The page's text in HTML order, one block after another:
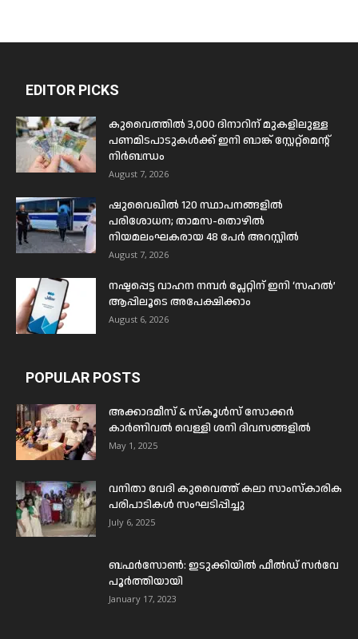
EDITOR PICKS
കുവൈത്തിൽ 3,000 ദിനാറിന് മുകളിലുള്ള
പണമിടപാടുകൾക്ക് ഇനി ബാങ്ക് സ്റ്റേറ്റ്മെന്റ്
നിർബന്ധം
August 7, 2026
ഷുവൈഖിൽ 120 സ്ഥാപനങ്ങളിൽ
പരിശോധന; താമസ-തൊഴിൽ
നിയമലംഘകരായ 48 പേർ അറസ്റ്റിൽ
August 7, 2026
നഷ്ടപ്പെട്ട വാഹന നമ്പർ പ്ലേറ്റിന് ഇനി ‘സഹൽ’
ആപ്പിലൂടെ അപേക്ഷിക്കാം
August 6, 2026
POPULAR POSTS
അക്കാദമീസ് & സ്കൂൾസ് സോക്കർ
കാർണിവൽ വെള്ളി ശനി ദിവസങ്ങളിൽ
May 1, 2025
വനിതാ വേദി കുവൈത്ത് കലാ സാംസ്കാരിക
പരിപാടികൾ സംഘടിപ്പിച്ചു
July 6, 2025
ബഫര്‍സോണ്‍: ഇടുക്കിയില്‍ ഫീല്‍ഡ് സര്‍വേ
പൂര്‍ത്തിയായി
January 17, 2023